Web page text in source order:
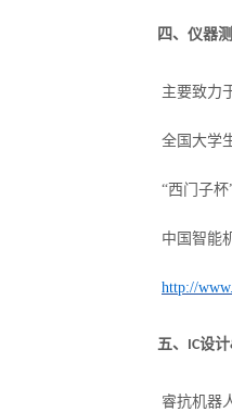
四、仪器
主要致力
全国大学
“西门子
中国智能
http://
五、 IC设计
睿抗机器